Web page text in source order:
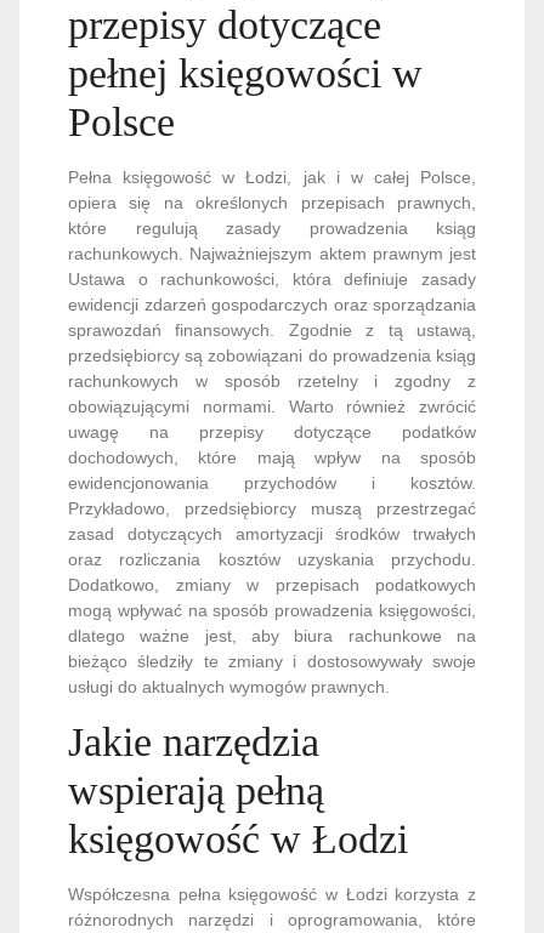
przepisy dotyczące
pełnej księgowości w
Polsce
Pełna księgowość w Łodzi, jak i w całej Polsce,
opiera się na określonych przepisach prawnych,
które regulują zasady prowadzenia ksiąg
rachunkowych. Najważniejszym aktem prawnym jest
Ustawa o rachunkowości, która definiuje zasady
ewidencji zdarzeń gospodarczych oraz sporządzania
sprawozdań finansowych. Zgodnie z tą ustawą,
przedsiębiorcy są zobowiązani do prowadzenia ksiąg
rachunkowych w sposób rzetelny i zgodny z
obowiązującymi normami. Warto również zwrócić
uwagę na przepisy dotyczące podatków
dochodowych, które mają wpływ na sposób
ewidencjonowania przychodów i kosztów.
Przykładowo, przedsiębiorcy muszą przestrzegać
zasad dotyczących amortyzacji środków trwałych
oraz rozliczania kosztów uzyskania przychodu.
Dodatkowo, zmiany w przepisach podatkowych
mogą wpływać na sposób prowadzenia księgowości,
dlatego ważne jest, aby biura rachunkowe na
bieżąco śledziły te zmiany i dostosowywały swoje
usługi do aktualnych wymogów prawnych.
Jakie narzędzia
wspierają pełną
księgowość w Łodzi
Współczesna pełna księgowość w Łodzi korzysta z
różnorodnych narzędzi i oprogramowania, które